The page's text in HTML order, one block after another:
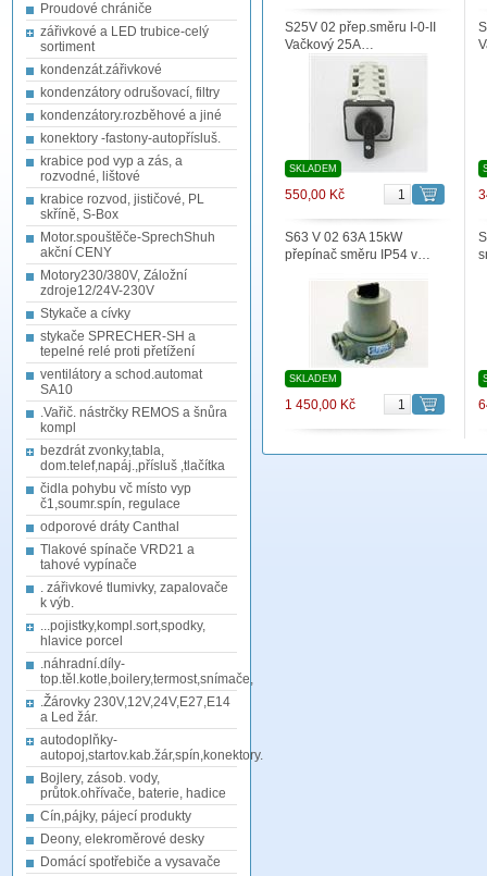
Proudové chrániče
zářivkové a LED trubice-celý
sortiment
kondenzát.zářivkové
kondenzátory odrušovací, filtry
kondenzátory.rozběhové a jiné
konektory -fastony-autopřísluš.
krabice pod vyp a zás, a
rozvodné, lištové
krabice rozvod, jističové, PL
skříně, S-Box
Motor.spouštěče-SprechShuh
akční CENY
Motory230/380V, Záložní
zdroje12/24V-230V
Stykače a cívky
stykače SPRECHER-SH a
tepelné relé proti přetížení
ventilátory a schod.automat
SA10
.Vařič. nástrčky REMOS a šnůra
kompl
bezdrát zvonky,tabla,
dom.telef,napáj.,přísluš ,tlačítka
čidla pohybu vč místo vyp
č1,soumr.spín, regulace
odporové dráty Canthal
Tlakové spínače VRD21 a
tahové vypínače
. zářivkové tlumivky, zapalovače
k výb.
...pojistky,kompl.sort,spodky,
hlavice porcel
.náhradní.díly-
top.těl.kotle,boilery,termost,snímače,
.Žárovky 230V,12V,24V,E27,E14
a Led žár.
autodoplňky-
autopoj,startov.kab.žár,spín,konektory.
Bojlery, zásob. vody,
průtok.ohřívače, baterie, hadice
Cín,pájky, pájecí produkty
Deony, elekroměrové desky
Domácí spotřebiče a vysavače
S25V 02 přep.směru I-0-II
Vačkový 25A…
SKLADEM
550,00 Kč
S63 V 02 63A 15kW
přepínač směru IP54 v…
SKLADEM
1 450,00 Kč